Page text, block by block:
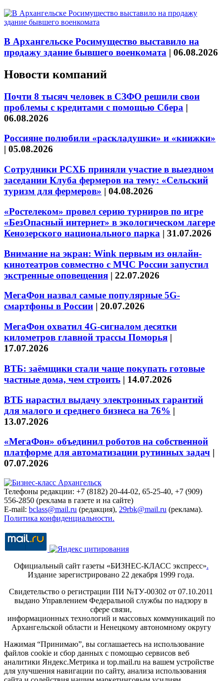
В Архангельске Росимущество выставило на
продажу здание бывшего военкомата | 06.08.2026
Новости компаний
Почти 8 тысяч человек в СЗФО решили свои
проблемы с кредитами с помощью Сбера |
06.08.2026
Россияне полюбили «раскладушки» и «книжки»
| 05.08.2026
Сотрудники РСХБ приняли участие в выездном
заседании Клуба фермеров на тему: «Сельский
туризм для фермеров» | 04.08.2026
«Ростелеком» провел серию турниров по игре
«БезОпасный интернет» в экологическом лагере
Кенозерского национального парка | 31.07.2026
Внимание на экран: Wink первым из онлайн-
кинотеатров совместно с МЧС России запустил
экстренные оповещения | 22.07.2026
МегаФон назвал самые популярные 5G-
смартфоны в России | 20.07.2026
МегаФон охватил 4G-сигналом десятки
километров главной трассы Поморья |
17.07.2026
ВТБ: заёмщики стали чаще покупать готовые
частные дома, чем строить | 14.07.2026
ВТБ нарастил выдачу электронных гарантий
для малого и среднего бизнеса на 76% |
13.07.2026
«МегаФон» объединил роботов на собственной
платформе для автоматизации рутинных задач |
07.07.2026
Телефоны редакции: +7 (8182) 20-44-02, 65-25-40, +7 (909)
556-2850 (реклама в газете и на сайте)
E-mail: bclass@mail.ru (редакция), 29rbk@mail.ru (реклама).
Политика конфиденциальности.
Официальный сайт газеты «БИЗНЕС-КЛАСС экспресс».
Издание зарегистрировано 22 декабря 1999 года.
Свидетельство о регистрации ПИ №ТУ-00302 от 07.10.2011
выдано Управлением Федеральной службы по надзору в
сфере связи,
информационных технологий и массовых коммуникаций по
Архангельской области и Ненецкому автономному округу
Нажимая “Принимаю”, вы соглашаетесь на использование
файлов cookie и сбор данных с помощью сервисов веб
аналитики Яндекс.Метрика и top.mail.ru на вашем устройстве
для улучшения навигации по сайту, анализа использования